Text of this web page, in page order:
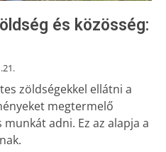
és közösség:
zöldségekkel ellátni a
megtermelő
adni. Ez az alapja a